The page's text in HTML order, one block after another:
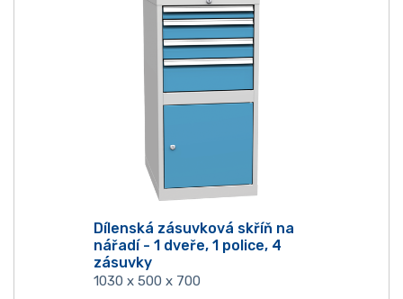
Dílenská zásuvková skříň na
nářadí - 1 dveře, 1 police, 4
zásuvky
1030 x 500 x 700